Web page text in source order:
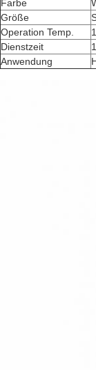
Farbe
Größe
Operation Temp.
Dienstzeit
Anwendung